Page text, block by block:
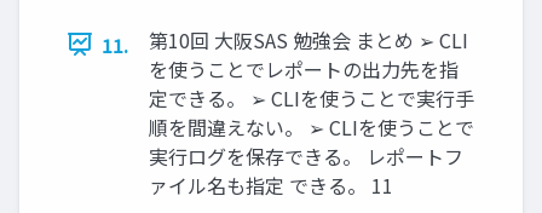
11.
第10回 大阪SAS 勉強会 まとめ ➢ CLI
を使うことでレポートの出力先を指
定できる。 ➢ CLIを使うことで実行手
順を間違えない。 ➢ CLIを使うことで
実行ログを保存できる。 レポートフ
ァイル名も指定 できる。 11